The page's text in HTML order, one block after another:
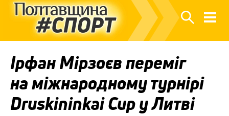
Ірфан Мірзоєв переміг
на міжнародному турнірі
Druskininkai Cup у Литві